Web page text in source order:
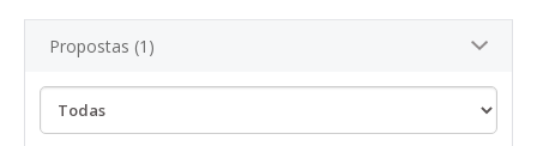
Propostas (1)